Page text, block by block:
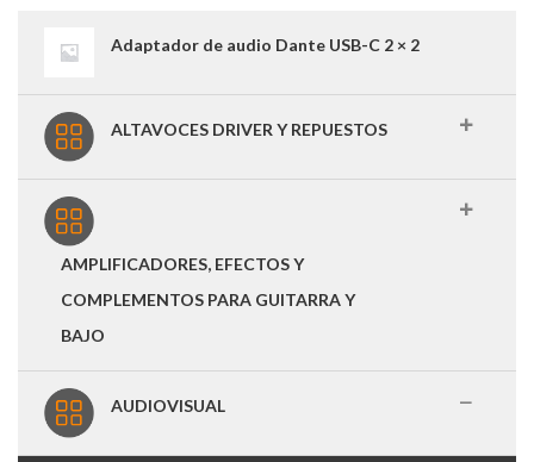
Adaptador de audio Dante USB-C 2 × 2
ALTAVOCES DRIVER Y REPUESTOS
AMPLIFICADORES, EFECTOS Y
COMPLEMENTOS PARA GUITARRA Y
BAJO
AUDIOVISUAL